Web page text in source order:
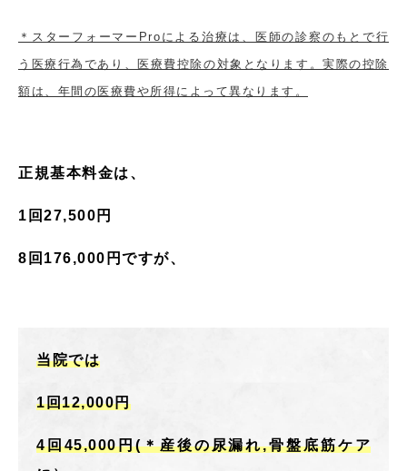
＊スターフォーマーProによる治療は、医師の診察のもとで行
う医療行為であり、医療費控除の対象となります。実際の控除
額は、年間の医療費や所得によって異なります。
正規基本料金は、
1回27,500円
8回176,000円ですが、
当院では
1回12,000円
4回45,000円(＊産後の尿漏れ,骨盤底筋ケア